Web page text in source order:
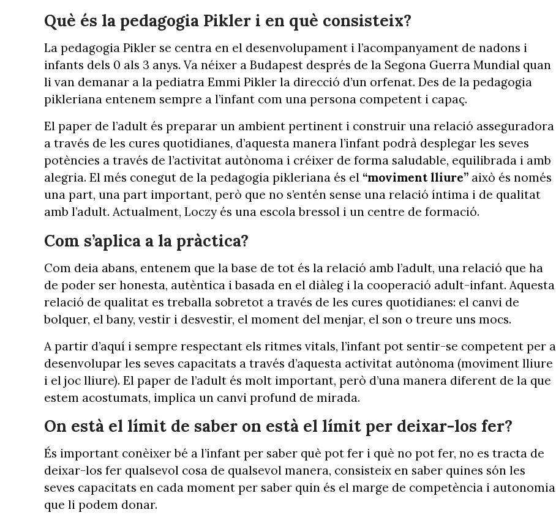
Què és la pedagogia Pikler i en què consisteix?
La pedagogia Pikler se centra en el desenvolupament i l’acompanyament de nadons i
infants dels 0 als 3 anys. Va néixer a Budapest després de la Segona Guerra Mundial quan
li van demanar a la pediatra Emmi Pikler la direcció d’un orfenat. Des de la pedagogia
pikleriana entenem sempre a l’infant com una persona competent i capaç.
El paper de l’adult és preparar un ambient pertinent i construir una relació asseguradora
a través de les cures quotidianes, d’aquesta manera l’infant podrà desplegar les seves
potències a través de l’activitat autònoma i créixer de forma saludable, equilibrada i amb
alegria. El més conegut de la pedagogia pikleriana és el “moviment lliure” això és només
una part, una part important, però que no s’entén sense una relació íntima i de qualitat
amb l’adult. Actualment, Loczy és una escola bressol i un centre de formació.
Com s’aplica a la pràctica?
Com deia abans, entenem que la base de tot és la relació amb l’adult, una relació que ha
de poder ser honesta, autèntica i basada en el diàleg i la cooperació adult-infant. Aquesta
relació de qualitat es treballa sobretot a través de les cures quotidianes: el canvi de
bolquer, el bany, vestir i desvestir, el moment del menjar, el son o treure uns mocs.
A partir d’aquí i sempre respectant els ritmes vitals, l’infant pot sentir-se competent per a
desenvolupar les seves capacitats a través d’aquesta activitat autònoma (moviment lliure
i el joc lliure). El paper de l’adult és molt important, però d’una manera diferent de la que
estem acostumats, implica un canvi profund de mirada.
On està el límit de saber on està el límit per deixar-los fer?
És important conèixer bé a l’infant per saber què pot fer i què no pot fer, no es tracta de
deixar-los fer qualsevol cosa de qualsevol manera, consisteix en saber quines són les
seves capacitats en cada moment per saber quin és el marge de competència i autonomia
que li podem donar.